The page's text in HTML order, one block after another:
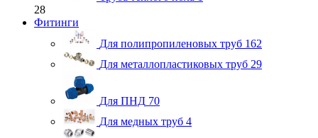
28
Фитинги
Для полипропиленовых труб 162
Для металлопластиковых труб 29
Для ПНД 70
Для медных труб 4